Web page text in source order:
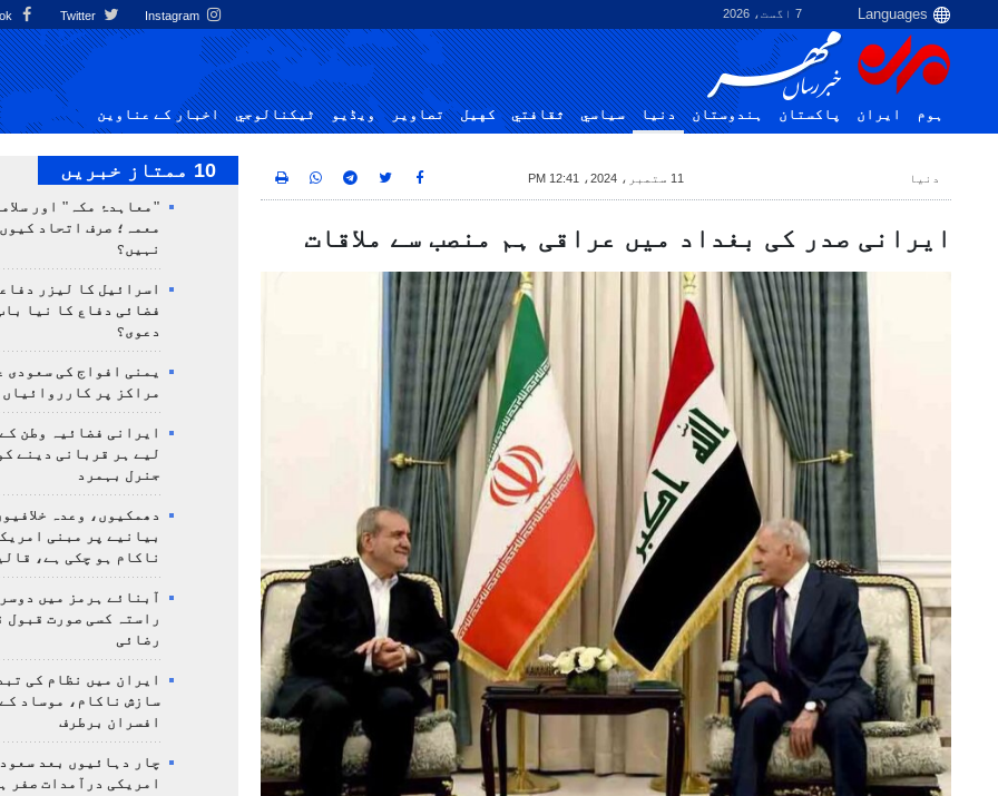
7 اگست، 2026 Instagram
ہوم ایران پاکستان ہندوستان دنیا سياسي ثقافتي کهيل تصاوير ویڈیو ٹيكنالوجي اخبار کے عناوین
دنیا 11 ستمبر، 2024، 12:41 PM
ایرانی صدر کی بغداد میں عراقی ہم منصب سے ملاقات
10 ممتاز خبریں
"معاہدۂ مکہ" اور
معمہ؛ صرف اتحاد
نہیں؟
اسرائیل کا لیزر
فضائی دفاع کا نیا
دعوی؟
یمنی افواج کی سعودی
مراکز پر کارروائیاں
ایرانی فضائیہ وطن
لیے ہر قربانی دینے
جنرل بہمرد
دھمکیوں، وعدہ
بیانیے پر مبنی
ناکام ہو چکی ہے،
آبنائے ہرمز میں
راستہ کسی صورت قبول
رضائی
ایران میں نظام کی
سازش ناکام، موساد
افسران برطرف
چار دہائیوں بعد
امریکی درآمدات صفر